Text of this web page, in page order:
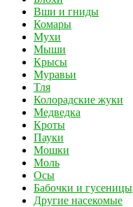
Вши и гниды
Комары
Мухи
Мыши
Крысы
Муравьи
Тля
Колорадские жуки
Медведка
Кроты
Пауки
Мошки
Моль
Осы
Бабочки и гусеницы
Другие насекомые